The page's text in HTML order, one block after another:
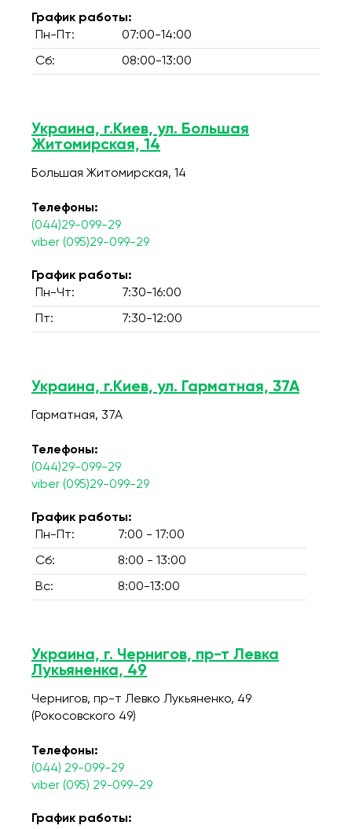
График работы:
Пн-Пт:
07:00-14:00
Сб: 08:00-13:00
Украина, г.Киев, ул. Большая
Житомирская, 14
Большая Житомирская, 14
Телефоны:
(044)29-099-29
viber (095)29-099-29
График работы:
Пн-Чт:
7:30-16:00
Пт: 7:30-12:00
Украина, г.Киев, ул. Гарматная, 37А
Гарматная, 37А
Телефоны:
(044)29-099-29
viber (095)29-099-29
График работы:
Пн-Пт:
7:00 - 17:00
Сб: 8:00 - 13:00
Вс: 8:00-13:00
Украина, г. Чернигов, пр-т Левка
Лукьяненка, 49
Чернигов, пр-т Левко Лукьяненко, 49
(Рокосовского 49)
Телефоны:
(044) 29-099-29
viber (095) 29-099-29
График работы: